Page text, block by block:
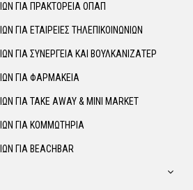
ΓΙΑ ΠΡΑΚΤΟΡΕΙΑ ΟΠΑΠ
ΓΙΑ ΕΤΑΙΡΕΙΕΣ ΤΗΛΕΠΙΚΟΙΝΩΝΙΩΝ
ΓΙΑ ΣΥΝΕΡΓΕΙΑ ΚΑΙ ΒΟΥΛΚΑΝΙΖΑΤΕΡ
ΓΙΑ ΦΑΡΜΑΚΕΙΑ
ΓΙΑ TAKE AWAY & MINI MARKET
ΓΙΑ ΚΟΜΜΩΤΗΡΙΑ
ΓΙΑ BEACHBAR